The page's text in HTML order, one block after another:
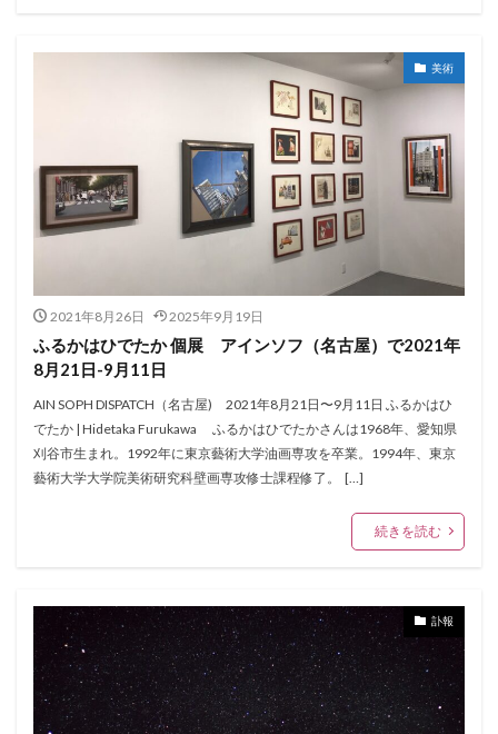
美術
2021年8月26日 2025年9月19日
ふるかはひでたか 個展 アインソフ（名古屋）で2021年
8月21日-9月11日
AIN SOPH DISPATCH（名古屋) 2021年8月21日〜9月11日 ふるかはひ
でたか | Hidetaka Furukawa ふるかはひでたかさんは1968年、愛知県
刈谷市生まれ。1992年に東京藝術大学油画専攻を卒業。1994年、東京
藝術大学大学院美術研究科壁画専攻修士課程修了。 […]
続きを読む
訃報